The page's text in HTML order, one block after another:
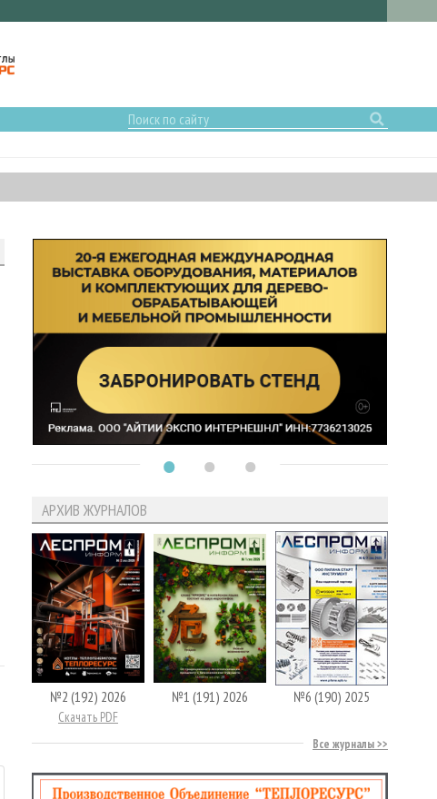
АРХИВ ЖУРНАЛОВ
№2 (192) 2026
Скачать PDF
№1 (191) 2026 №6 (190) 2025
Все журналы